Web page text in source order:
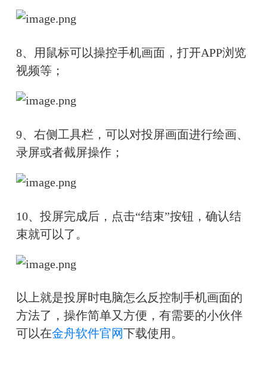
8、用鼠标可以操控手机画面，打开APP浏览
视频等；
9、右侧工具栏，可以对投屏画面进行绘画、
录屏或者截屏操作；
10、投屏完成后，点击“结束”按钮，确认结
束就可以了。
以上就是投屏时电脑怎么反控制手机画面的
方法了，操作简单又方便，有需要的小伙伴
可以在金舟软件官网下载使用。